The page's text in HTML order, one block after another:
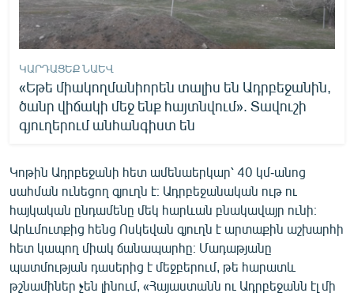
ԿԱՐԴԱՑԵՔ ՆԱԵՎ
«Եթե միակողմանիորեն տալիս են Ադրբեջանին,
ծանր վիճակի մեջ ենք հայտնվում». Տավուշի
գյուղերում անհանգիստ են
Կոթին Ադրբեջանի հետ ամենաերկար՝ 40 կմ-անոց
սահման ունեցող գյուղն է։ Ադրբեջանական ութ ու
հայկական ընդամենը մեկ հարևան բնակավայր ունի։
Արևմուտքից հենց Ոսկեվան գյուղն է արտաքին աշխարհի
հետ կապող միակ ճանապարհը։ Մադաթյանը
պատմության դասերից է մեջբերում, թե հարատև
թշնամիներ չեն լինում, «Հայաստանն ու Ադրբեջանն էլ մի